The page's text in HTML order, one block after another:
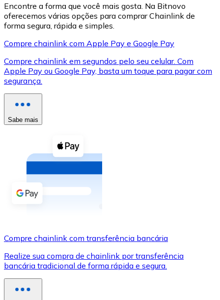
XRP
XRP
Ver tudo
Cupons cripto
Compre criptomoedas com dinheiro e outros
Comprar com dinheiro
Transferência SEPA
Use cartões Visa e Mastercard para comprar
Comprar com cartão
Encontre a forma que você mais gosta. Na Bitnovo
oferecemos várias opções para comprar Chainlink de
forma segura, rápida e simples.
Compre chainlink com Apple Pay e Google Pay
Compre chainlink em segundos pelo seu celular. Com
Apple Pay ou Google Pay, basta um toque para pagar com
segurança.
Sabe mais
Compre chainlink com transferência bancária
Realize sua compra de chainlink por transferência
bancária tradicional de forma rápida e segura.